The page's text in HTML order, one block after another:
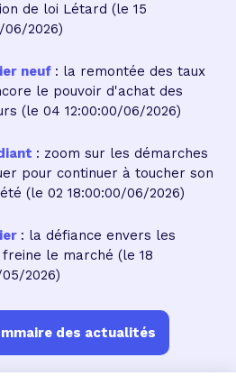
de loi Létard (le 15
06/2026)
neuf : la remontée des taux
le pouvoir d'achat des
(le 04 12:00:00/06/2026)
: zoom sur les démarches
pour continuer à toucher son
(le 02 18:00:00/06/2026)
: la défiance envers les
freine le marché (le 18
2026)
des actualités